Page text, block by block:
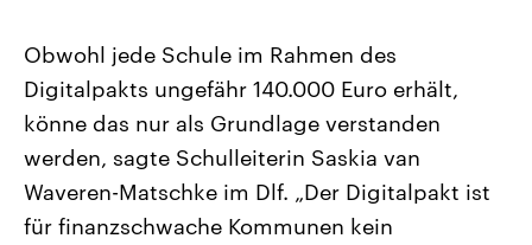
Landtagswahl Sachsen-Anhalt
2026
Alle Informationen
Sachsen-Anhalt wählt am 6.
September 2026 einen neuen
Landtag. Seit 2021 wird das
Bundesland von einer Koalition aus
Aktuelle Beiträge,
Hintergründe
Wirtschaftlich und
gehören die Vereinigten
den mächtigsten Ländern
mit großem Einfluss auf
Obwohl jede Schule im Rahmen des
Digitalpakts ungefähr 140.000 Euro erhält,
könne das nur als Grundlage verstanden
werden, sagte Schulleiterin Saskia van
Waveren-Matschke im Dlf. „Der Digitalpakt ist
für finanzschwache Kommunen kein